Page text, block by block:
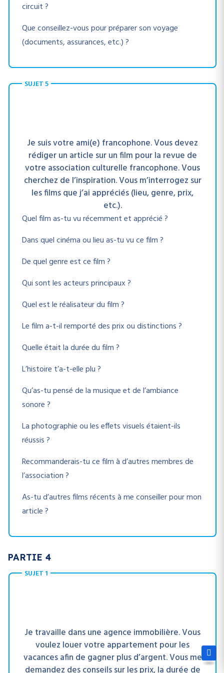
circuit ?
Que conseillez-vous pour préparer son voyage
(documents, assurances, etc.) ?
SUJET 5
Je suis votre ami(e) francophone. Vous devez
rédiger un article sur un film pour la revue de
votre association culturelle francophone. Vous
cherchez de l’inspiration. Vous m’interrogez sur
les films que j’ai appréciés (lieu, genre, prix,
etc.).
Quel film as-tu vu récemment et apprécié ?
Dans quel cinéma ou lieu as-tu vu ce film ?
De quel genre est ce film ?
Qui sont les acteurs principaux ?
Quel est le réalisateur du film ?
Le film a-t-il remporté des prix ou distinctions ?
Quelle était la durée du film ?
L’histoire t’a-t-elle plu ?
Qu’as-tu pensé de la musique et de l’ambiance
sonore ?
La photographie ou les effets visuels étaient-ils
réussis ?
Recommanderais-tu ce film à d’autres membres de
l’association ?
As-tu d’autres films récents à me conseiller pour mon
article ?
PARTIE 4
SUJET 1
Je travaille dans une agence immobilière. Vous
voulez louer votre appartement pour les
vacances afin de gagner plus d’argent. Vous me
demandez des conseils sur les prix, la durée de